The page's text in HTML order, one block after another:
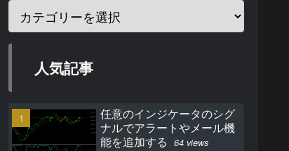
人気記事
任意のインジケータのシグ
ナルでアラートやメール機
能を追加する
64 views